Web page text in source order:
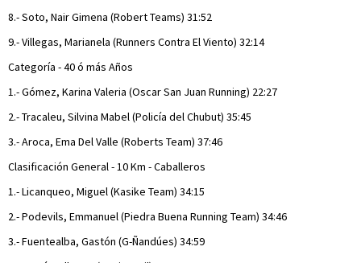
8.- Soto, Nair Gimena (Robert Teams) 31:52
9.- Villegas, Marianela (Runners Contra El Viento) 32:14
Categoría - 40 ó más Años
1.- Gómez, Karina Valeria (Oscar San Juan Running) 22:27
2.- Tracaleu, Silvina Mabel (Policía del Chubut) 35:45
3.- Aroca, Ema Del Valle (Roberts Team) 37:46
Clasificación General - 10 Km - Caballeros
1.- Licanqueo, Miguel (Kasike Team) 34:15
2.- Podevils, Emmanuel (Piedra Buena Running Team) 34:46
3.- Fuentealba, Gastón (G-Ñandúes) 34:59